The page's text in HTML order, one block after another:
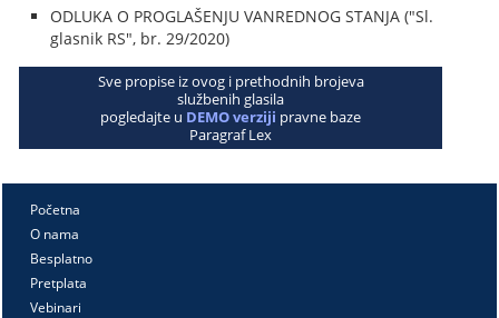
ODLUKA O PROGLAŠENJU VANREDNOG STANJA ("Sl.
glasnik RS", br. 29/2020)
Sve propise iz ovog i prethodnih brojeva
službenih glasila
pogledajte u DEMO verziji pravne baze
Paragraf Lex
Početna
O nama
Besplatno
Pretplata
Vebinari